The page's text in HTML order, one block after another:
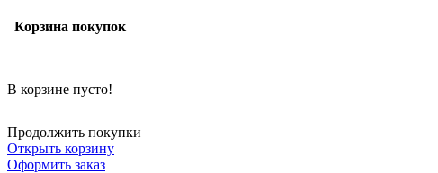
Корзина покупок
В корзине пусто!
Продолжить покупки
Открыть корзину
Оформить заказ